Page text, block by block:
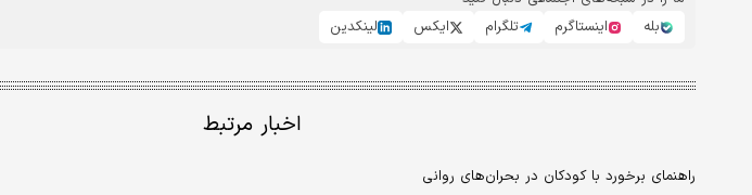
بله
اینستاگرم تلگرام ایکس لینکدین
اخبار مرتبط
راهنمای برخورد با کودکان در بحران‌های روانی